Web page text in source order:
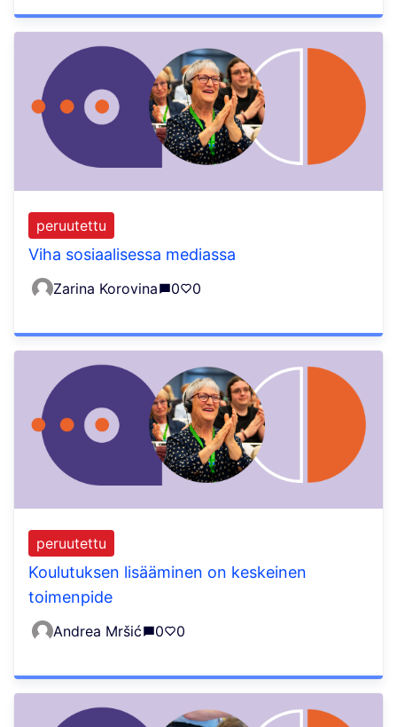
Viha sosiaalisessa mediassa
peruutettu
Zarina Korovina 0 0
Koulutuksen lisääminen on keskeinen
toimenpide
peruutettu
Andrea Mršić 0 0